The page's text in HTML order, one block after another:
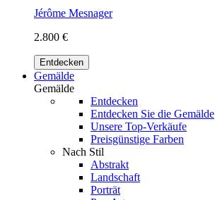
Jérôme Mesnager
2.800 €
Entdecken
Gemälde
Gemälde
Entdecken
Entdecken Sie die Gemälde
Unsere Top-Verkäufe
Preisgünstige Farben
Nach Stil
Abstrakt
Landschaft
Porträt